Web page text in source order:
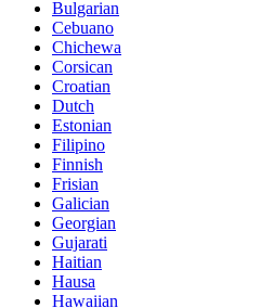
Bulgarian
Cebuano
Chichewa
Corsican
Croatian
Dutch
Estonian
Filipino
Finnish
Frisian
Galician
Georgian
Gujarati
Haitian
Hausa
Hawaiian